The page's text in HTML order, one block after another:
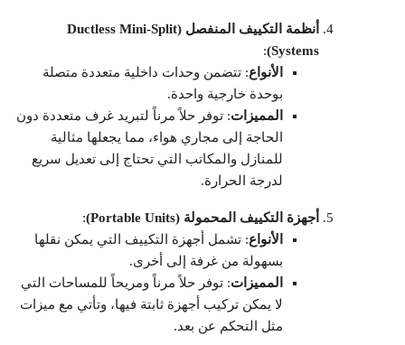
أنظمة التكييف المنفصل (Ductless Mini-Split
Systems)
:
الأنواع: تتضمن وحدات داخلية متعددة متصلة
بوحدة خارجية واحدة.
المميزات: توفر حلاً مرناً لتبريد غرف متعددة دون
الحاجة إلى مجاري هواء، مما يجعلها مثالية
للمنازل والمكاتب التي تحتاج إلى تعديل سريع
لدرجة الحرارة.
أجهزة التكييف المحمولة (Portable Units)
:
الأنواع: تشمل أجهزة التكييف التي يمكن نقلها
بسهولة من غرفة إلى أخرى.
المميزات: توفر حلاً مرناً ومريحاً للمساحات التي
لا يمكن تركيب أجهزة ثابتة فيها، وتأتي مع ميزات
مثل التحكم عن بعد.